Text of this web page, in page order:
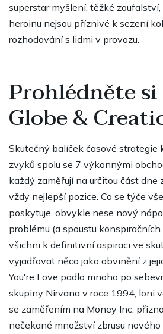
superstar myšlení, těžké
heroinu nejsou příznivé k sezení
rozhodování s lidmi v provozu.
Prohlédněte
Globe &
Skutečný balíček časové strategie
zvyků spolu se 7 výkonnými
každý zaměřují na určitou část dne
vždy nejlepší pozice. Co se týče
poskytuje, obvykle nese nový
problému (a spoustu
všichni k definitivní aspiraci ve
vyjadřovat něco jako obvinění z
You're Love padlo mnoho po
skupiny Nirvana v roce 1994, loni
se zaměřením na Money Inc.
nečekané množství zbrusu